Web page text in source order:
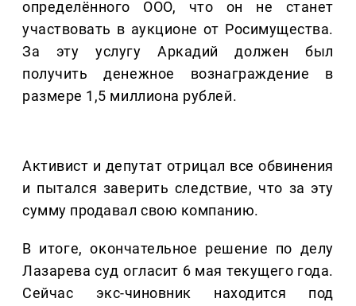
определённого ООО, что он не станет
участвовать в аукционе от Росимущества.
За эту услугу Аркадий должен был
получить денежное вознаграждение в
размере 1,5 миллиона рублей.
Активист и депутат отрицал все обвинения
и пытался заверить следствие, что за эту
сумму продавал свою компанию.
В итоге, окончательное решение по делу
Лазарева суд огласит 6 мая текущего года.
Сейчас экс-чиновник находится под